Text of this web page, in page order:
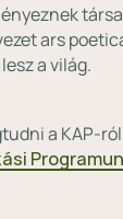
ars
a világ.
a KAP-